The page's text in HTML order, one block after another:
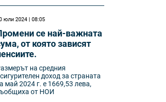
юли 2024 | 08:05
се най-важната
от която зависят
на средния
доход за страната
май 2024 г. е 1669,53 лева,
от НОИ